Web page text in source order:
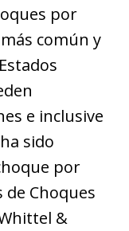
por
común y
e inclusive
sido
por
de Choques
&